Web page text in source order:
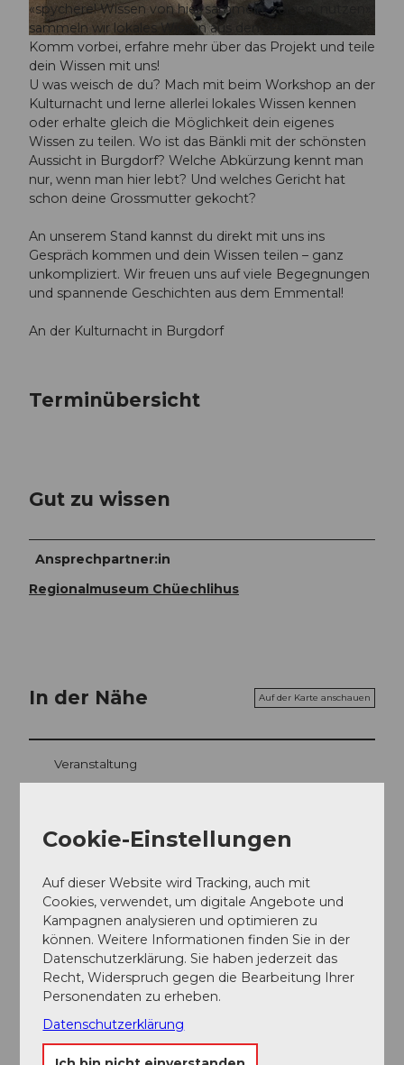
© Guidle.com
«spychere! Wissen von hier sammeln, zeigen, nutzen»
sammeln wir lokales Wissen aus dem Emmental.
Komm vorbei, erfahre mehr über das Projekt und teile
dein Wissen mit uns!
U was weisch de du? Mach mit beim Workshop an der
Kulturnacht und lerne allerlei lokales Wissen kennen
oder erhalte gleich die Möglichkeit dein eigenes
Wissen zu teilen. Wo ist das Bänkli mit der schönsten
Aussicht in Burgdorf? Welche Abkürzung kennt man
nur, wenn man hier lebt? Und welches Gericht hat
schon deine Grossmutter gekocht?
An unserem Stand kannst du direkt mit uns ins
Gespräch kommen und dein Wissen teilen – ganz
unkompliziert. Wir freuen uns auf viele Begegnungen
und spannende Geschichten aus dem Emmental!
An der Kulturnacht in Burgdorf
Terminübersicht
Gut zu wissen
Ansprechpartner:in
Regionalmuseum Chüechlihus
In der Nähe Auf der Karte anschauen
Veranstaltung
Veranstaltungsort
Museum Schloss Burgdorf
Schlossgässli 1
3400Burgdorf
034 426 10 40
museum@schloss-burgdorf.ch
Website
Anreise
Cookie-Einstellungen
Auf dieser Website wird Tracking, auch mit
Cookies, verwendet, um digitale Angebote und
Kampagnen analysieren und optimieren zu
können. Weitere Informationen finden Sie in der
Datenschutzerklärung. Sie haben jederzeit das
Recht, Widerspruch gegen die Bearbeitung Ihrer
Personendaten zu erheben.
Datenschutzerklärung